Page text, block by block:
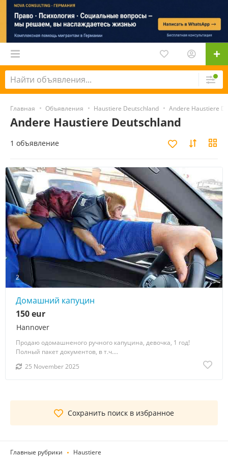
Главная Объявления Haustiere Deutschland Andere Haustiere
Andere Haustiere Deutschland
1 объявление
2
Домашний капуцин
Hannover
150 eur
Продаю одомашненого ручного капуцина, девочка, 1 год!
Полный пакет документов, в т.ч....
25 November 2025
Сохранить поиск в избранное
Главные рубрики Haustiere